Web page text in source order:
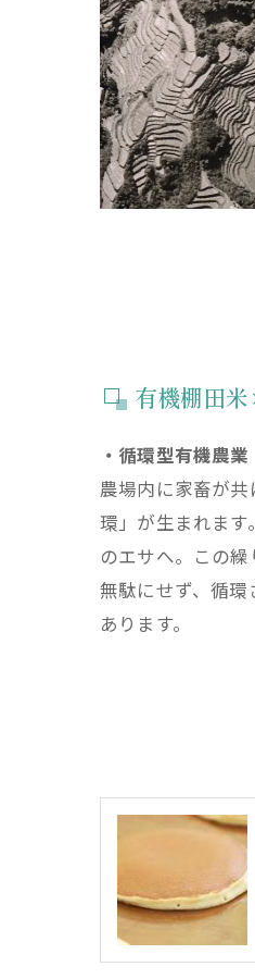
有機棚田
・循環型有機農業
農場内に家畜が
環」が生まれま
のエサへ。この
無駄にせず、循
あります。